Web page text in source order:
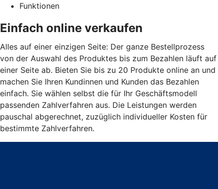
Funktionen
Einfach online verkaufen
Alles auf einer einzigen Seite: Der ganze Bestellprozess
von der Auswahl des Produktes bis zum Bezahlen läuft auf
einer Seite ab. Bieten Sie bis zu 20 Produkte online an und
machen Sie Ihren Kundinnen und Kunden das Bezahlen
einfach. Sie wählen selbst die für Ihr Geschäftsmodell
passenden Zahlverfahren aus. Die Leistungen werden
pauschal abgerechnet, zuzüglich individueller Kosten für
bestimmte Zahlverfahren.